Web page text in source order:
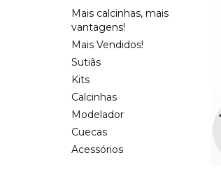
Mais calcinhas, mais
vantagens!
Mais Vendidos!
Sutiãs
Kits
Calcinhas
Modelador
Cuecas
Acessórios